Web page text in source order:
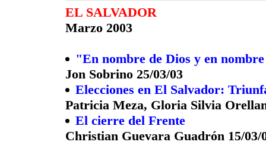
EL SALVADOR
Marzo 2003
"En nombre de Dios y en
Jon Sobrino 25/03/03
Elecciones en El Salvador:
Patricia Meza, Gloria Silvia
El cierre del Frente
Christian Guevara Guadrón 15/03/